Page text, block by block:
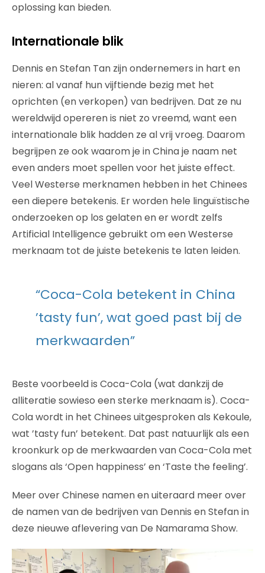
oplossing kan bieden.
Internationale blik
Dennis en Stefan Tan zijn ondernemers in hart en
nieren: al vanaf hun vijftiende bezig met het
oprichten (en verkopen) van bedrijven. Dat ze nu
wereldwijd opereren is niet zo vreemd, want een
internationale blik hadden ze al vrij vroeg. Daarom
begrijpen ze ook waarom je in China je naam net
even anders moet spellen voor het juiste effect.
Veel Westerse merknamen hebben in het Chinees
een diepere betekenis. Er worden hele linguïstische
onderzoeken op los gelaten en er wordt zelfs
Artificial Intelligence gebruikt om een Westerse
merknaam tot de juiste betekenis te laten leiden.
“Coca-Cola betekent in China
’tasty fun’, wat goed past bij de
merkwaarden”
Beste voorbeeld is Coca-Cola (wat dankzij de
alliteratie sowieso een sterke merknaam is). Coca-
Cola wordt in het Chinees uitgesproken als Kekoule,
wat ’tasty fun’ betekent. Dat past natuurlijk als een
kroonkurk op de merkwaarden van Coca-Cola met
slogans als ‘Open happiness’ en ‘Taste the feeling’.
Meer over Chinese namen en uiteraard meer over
de namen van de bedrijven van Dennis en Stefan in
deze nieuwe aflevering van De Namarama Show.